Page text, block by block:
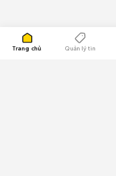
Trang chủ Quản lý tin